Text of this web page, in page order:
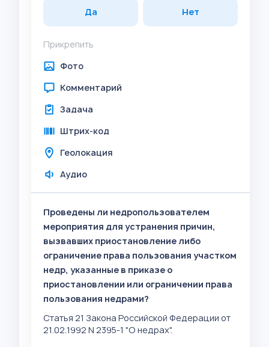
Да Нет
Прикрепить
Фото
Комментарий
Задача
Штрих-код
Геолокация
Аудио
Проведены ли недропользователем
мероприятия для устранения причин,
вызвавших приостановление либо
ограничение права пользования участком
недр, указанные в приказе о
приостановлении или ограничении права
пользования недрами?
Статья 21 Закона Российской Федерации от
21.02.1992 N 2395-1 "О недрах".